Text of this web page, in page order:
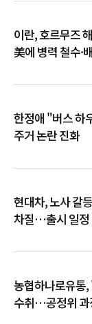
이란, 호르무즈
美에 병력 철수·
한정애 "버스 하
주거 논란 진화
현대차, 노사 갈
차질…출시 일
농협하나로유통
수취…공정위 과